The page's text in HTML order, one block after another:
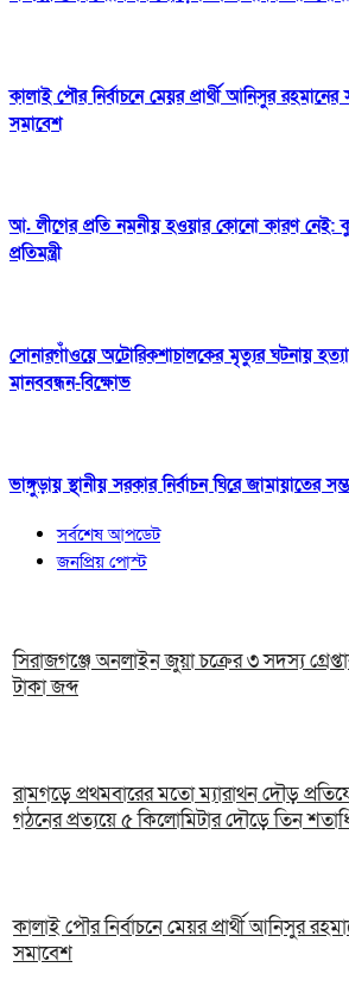
কালাই পৌর নির্বাচনে মেয়র প্রার্থী আনিসুর রহমানের
সমাবেশ
আ. লীগের প্রতি নমনীয় হওয়ার কোনো কারণ নেই:
প্রতিমন্ত্রী
সোনারগাঁওয়ে অটোরিকশাচালকের মৃত্যুর ঘটনায়
মানববন্ধন-বিক্ষোভ
ভাঙ্গুড়ায় স্থানীয় সরকার নির্বাচন ঘিরে জামায়াতের
সর্বশেষ আপডেট
জনপ্রিয় পোস্ট
সিরাজগঞ্জে অনলাইন জুয়া চক্রের ৩ সদস্য
টাকা জব্দ
রামগড়ে প্রথমবারের মতো ম্যারাথন দৌড়
গঠনের প্রত্যয়ে ৫ কিলোমিটার দৌড়ে তিন
কালাই পৌর নির্বাচনে মেয়র প্রার্থী আনিসুর
সমাবেশ